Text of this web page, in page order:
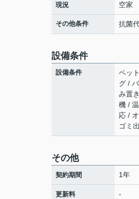
現況 空家
その他条件 抗菌
設備条件
設備条件
ペッ
グ /
み置
機 /
応 /
ゴミ
その他
契約期間 1年
更新料 -